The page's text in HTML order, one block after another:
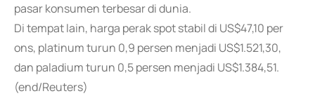
pasar konsumen terbesar di dunia.
Di tempat lain, harga perak spot stabil di US$47,10 per
ons, platinum turun 0,9 persen menjadi US$1.521,30,
dan paladium turun 0,5 persen menjadi US$1.384,51.
(end/Reuters)